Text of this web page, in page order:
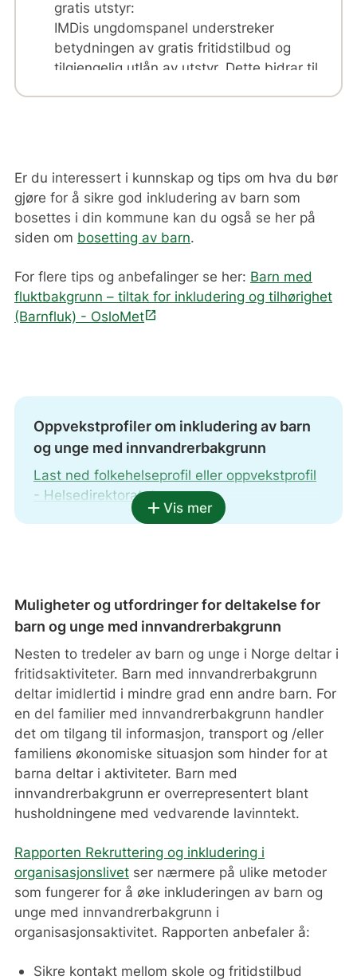
gratis utstyr:
IMDis ungdomspanel understreker
betydningen av gratis fritidstilbud og
tilgjengelig utlån av utstyr. Dette bidrar til
Er du interessert i kunnskap og tips om hva du bør
gjøre for å sikre god inkludering av barn som
bosettes i din kommune kan du også se her på
siden om bosetting av barn.
For flere tips og anbefalinger se her: Barn med
fluktbakgrunn – tiltak for inkludering og tilhørighet
(Barnfluk) - OsloMetopen_in_new
Oppvekstprofiler om inkludering av barn
og unge med innvandrerbakgrunn
Last ned folkehelseprofil eller oppvekstprofil
- Helsedirektoratet
alle barn og unge i Norge. Oppvekstprofilene
samler statistikk fra ulike sektorer på ett sted
og gir et godt grunnlag for å vurdere
oppvekstvilkårene i kommunene. Hver
kommune får sin egen profil, og det samme
gjelder bydelene i Oslo, Bergen, Trondheim
og Stavanger.
add Vis mer
Muligheter og utfordringer for deltakelse for
barn og unge med innvandrerbakgrunn
Nesten to tredeler av barn og unge i Norge deltar i
fritidsaktiviteter. Barn med innvandrerbakgrunn
deltar imidlertid i mindre grad enn andre barn. For
en del familier med innvandrerbakgrunn handler
det om tilgang til informasjon, transport og /eller
familiens økonomiske situasjon som hinder for at
barna deltar i aktiviteter. Barn med
innvandrerbakgrunn er overrepresentert blant
husholdningene med vedvarende lavinntekt.
Rapporten Rekruttering og inkludering i
organisasjonslivet ser nærmere på ulike metoder
som fungerer for å øke inkluderingen av barn og
unge med innvandrerbakgrunn i
organisasjonsaktivitet. Rapporten anbefaler å:
Sikre kontakt mellom skole og fritidstilbud